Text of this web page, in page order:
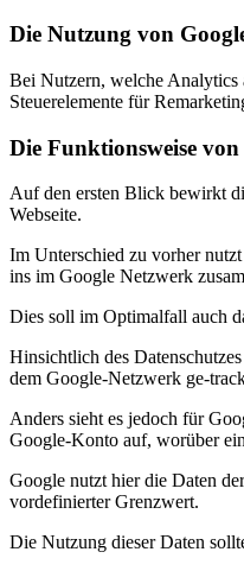
Die Nutzung von
Bei Nutzern, welche Analytics
Steuerelemente für
Die Funktionsweise
Auf den ersten Blick bewirkt
Webseite.
Im Unterschied zu vorher
ins im Google Netzwerk
Dies soll im Optimalfall auch
Hinsichtlich des
dem Google-Netzwerk ge-
Anders sieht es jedoch für
Google-Konto auf, worüber
Google nutzt hier die Daten
vordefinierter Grenzwert.
Die Nutzung dieser Daten